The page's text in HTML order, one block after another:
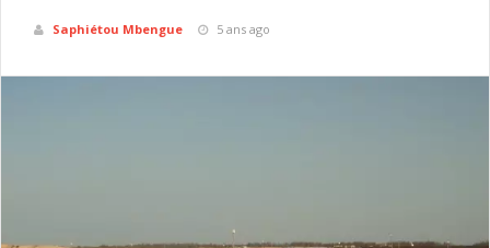
Saphiétou Mbengue 5 ans ago